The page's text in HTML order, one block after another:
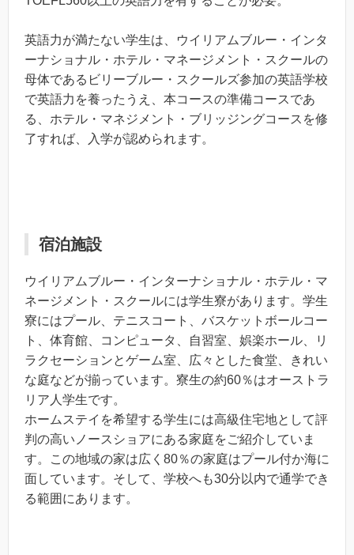
英語力が満たない学生は、ウイリアムブルー・インタ
ーナショナル・ホテル・マネージメント・スクールの
母体であるビリーブルー・スクールズ参加の英語学校
で英語力を養ったうえ、本コースの準備コースであ
る、ホテル・マネジメント・ブリッジングコースを修
了すれば、入学が認められます。
宿泊施設
ウイリアムブルー・インターナショナル・ホテル・マ
ネージメント・スクールには学生寮があります。学生
寮にはプール、テニスコート、バスケットボールコー
ト、体育館、コンピュータ、自習室、娯楽ホール、リ
ラクセーションとゲーム室、広々とした食堂、きれい
な庭などが揃っています。寮生の約60％はオーストラ
リア人学生です。
ホームステイを希望する学生には高級住宅地として評
判の高いノースショアにある家庭をご紹介していま
す。この地域の家は広く80％の家庭はプール付か海に
面しています。そして、学校へも30分以内で通学でき
る範囲にあります。